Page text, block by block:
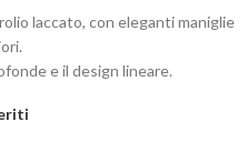
laccato, con eleganti maniglie
e il design lineare.